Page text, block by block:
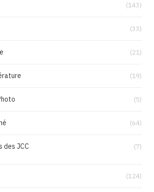
(143)
(33)
(21)
(19)
(5)
(64)
des JCC (7)
(124)